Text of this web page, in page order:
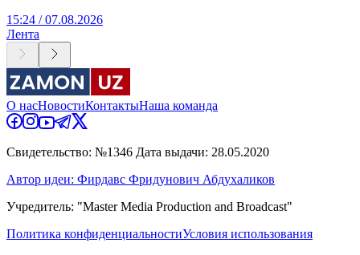
15:24 / 07.08.2026
Лента
О насНовостиКонтактыНаша команда
Свидетельство: №1346 Дата выдачи: 28.05.2020
Автор идеи: Фирдавс Фридунович Абдухаликов
Учредитель: "Master Media Production and Broadcast"
Политика конфиденциальностиУсловия использования